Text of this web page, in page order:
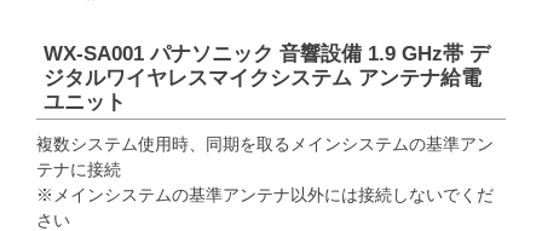
WX-SA001 パナソニック 音響設備 1.9 GHz帯 デ
ジタルワイヤレスマイクシステム アンテナ給電
ユニット
複数システム使用時、同期を取るメインシステムの基準アン
テナに接続
※メインシステムの基準アンテナ以外には接続しないでくだ
さい